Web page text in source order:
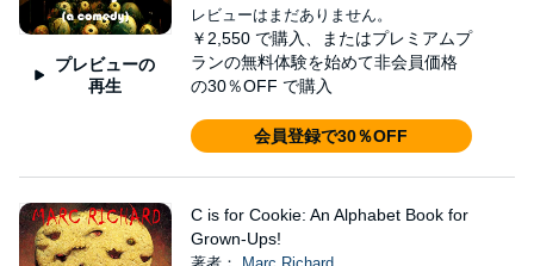
プレビューの
再生
レビューはまだありません。
￥2,550 で購入、またはプレミアムプ
ランの無料体験を始めて非会員価格
の30％OFF で購入
会員登録で30％OFF
C is for Cookie: An Alphabet Book for
Grown-Ups!